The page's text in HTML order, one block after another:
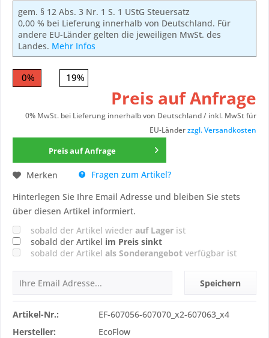
gem. § 12 Abs. 3 Nr. 1 S. 1 UStG Steuersatz
0,00 % bei Lieferung innerhalb von Deutschland. Für
andere EU-Länder gelten die jeweiligen MwSt. des
Landes. Mehr Infos
0% 19%
Preis auf Anfrage
0% MwSt. bei Lieferung innerhalb von Deutschland / inkl. MwSt für
EU-Länderzzgl. Versandkosten
Preis auf Anfrage
Merken
Fragen zum Artikel?
Hinterlegen Sie Ihre Email Adresse und bleiben Sie stets
über diesen Artikel informiert.
sobald der Artikel wieder auf Lager ist
sobald der Artikel im Preis sinkt
sobald der Artikel als Sonderangebot verfügbar ist
Speichern
Artikel-Nr.:
EF-607056-607070_x2-607063_x4
Hersteller:
EcoFlow